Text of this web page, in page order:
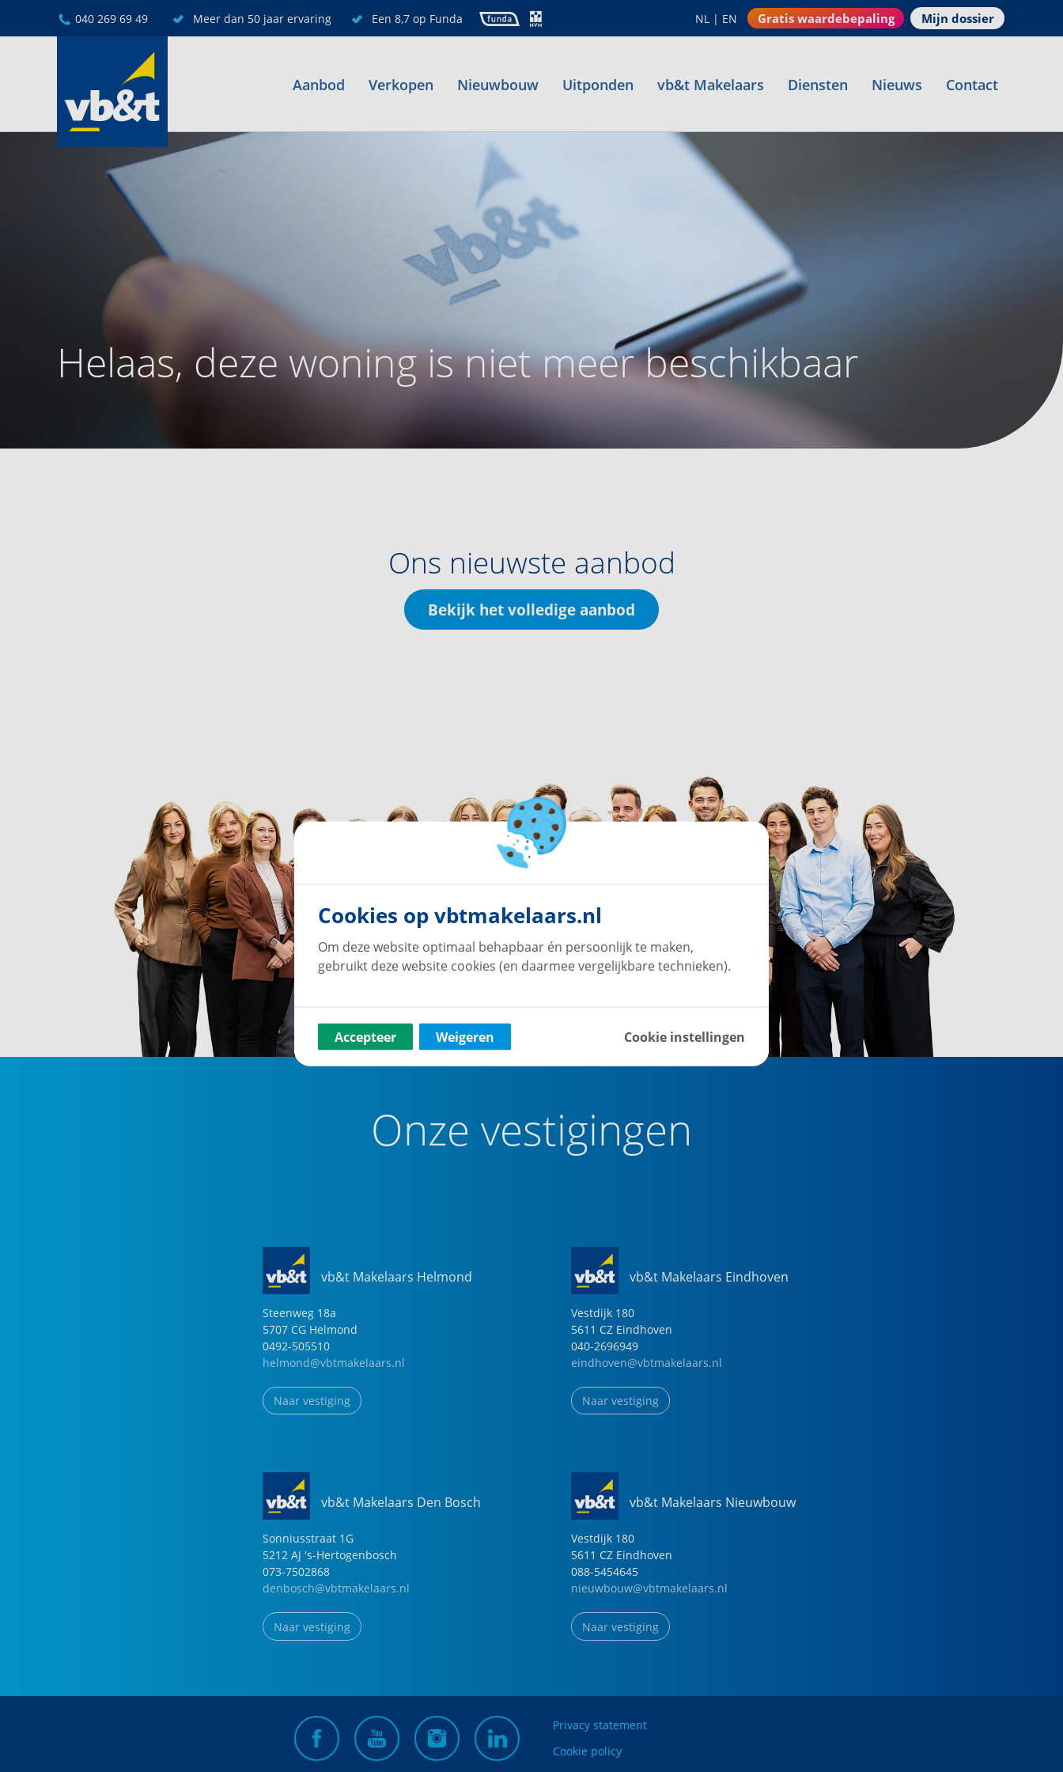
040 269 69 49 Meer dan 50 jaar ervaring Een 8,7 op Funda NL | EN Gratis waardebepaling Mijn dossier
Aanbod Verkopen Nieuwbouw Uitponden vb&t Makelaars Diensten Nieuws Contact
Helaas, deze woning is niet meer beschikbaar
Ons nieuwste aanbod
Bekijk het volledige aanbod
Onze vestigingen
vb&t Makelaars Helmond
Steenweg 18a
5707 CG Helmond
0492-505510
helmond@vbtmakelaars.nl
Naar vestiging
vb&t Makelaars Eindhoven
Vestdijk 180
5611 CZ Eindhoven
040-2696949
eindhoven@vbtmakelaars.nl
Naar vestiging
vb&t Makelaars Den Bosch
Sonniusstraat 1G
5212 AJ 's-Hertogenbosch
073-7502868
denbosch@vbtmakelaars.nl
Naar vestiging
vb&t Makelaars Nieuwbouw
Vestdijk 180
5611 CZ Eindhoven
088-5454645
nieuwbouw@vbtmakelaars.nl
Naar vestiging
Privacy statement
Cookie policy
Cookies op vbtmakelaars.nl
Om deze website optimaal behapbaar én persoonlijk te maken,
gebruikt deze website cookies (en daarmee vergelijkbare technieken).
Accepteer Weigeren Cookie instellingen